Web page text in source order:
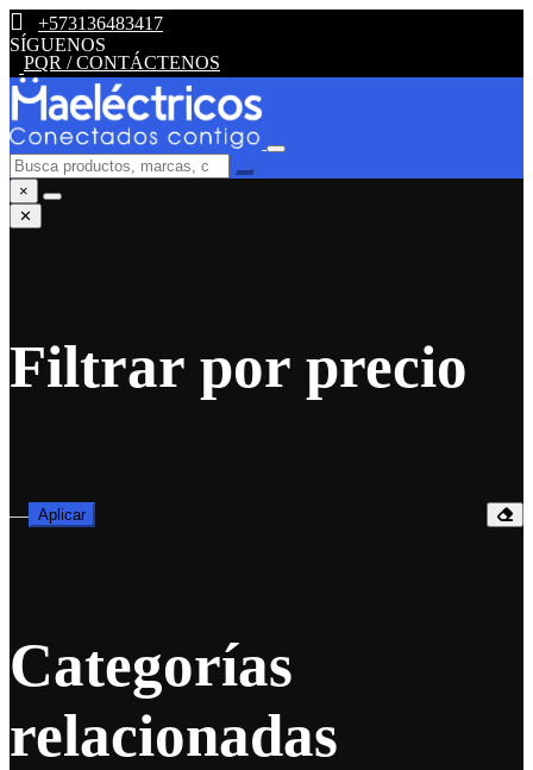
+573136483417
SÍGUENOS
PQR / CONTÁCTENOS
×
✕
Filtrar por precio
— Aplicar
Categorías
relacionadas